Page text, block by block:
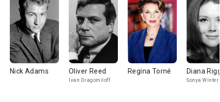
Nick Adams Oliver Reed
Ivan Dragomiloff
Regina Torné Diana
Sonya Winter